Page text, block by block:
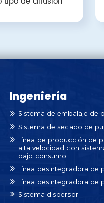
Ingeniería
Sistema de embalaje de
Sistema de secado de
Línea de producción de
alta velocidad con
bajo consumo
Línea desintegradora de
Línea desintegradora de
Sistema dispersor